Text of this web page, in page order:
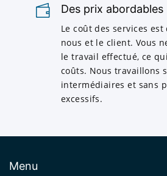
Des prix abordables
Le coût des services
nous et le client. Vous
le travail effectué, ce
coûts. Nous travaillons
intermédiaires et sans
excessifs.
Menu